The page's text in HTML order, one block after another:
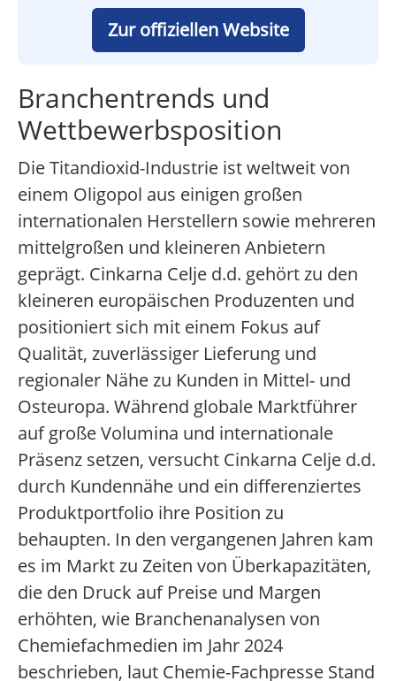
Zur offiziellen Website
Branchentrends und
Wettbewerbsposition
Die Titandioxid-Industrie ist weltweit von
einem Oligopol aus einigen großen
internationalen Herstellern sowie mehreren
mittelgroßen und kleineren Anbietern
geprägt. Cinkarna Celje d.d. gehört zu den
kleineren europäischen Produzenten und
positioniert sich mit einem Fokus auf
Qualität, zuverlässiger Lieferung und
regionaler Nähe zu Kunden in Mittel- und
Osteuropa. Während globale Marktführer
auf große Volumina und internationale
Präsenz setzen, versucht Cinkarna Celje d.d.
durch Kundennähe und ein differenziertes
Produktportfolio ihre Position zu
behaupten. In den vergangenen Jahren kam
es im Markt zu Zeiten von Überkapazitäten,
die den Druck auf Preise und Margen
erhöhten, wie Branchenanalysen von
Chemiefachmedien im Jahr 2024
beschrieben, laut Chemie-Fachpresse Stand